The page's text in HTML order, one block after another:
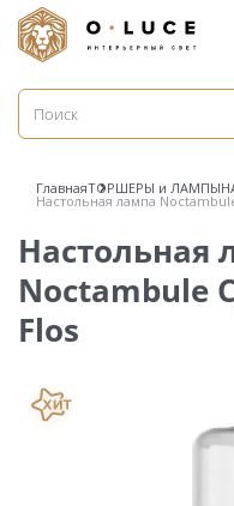
ГлавнаяТОРШЕРЫ и ЛАМПЫ
Настольная лампа
Настольная
Noctambule
Flos